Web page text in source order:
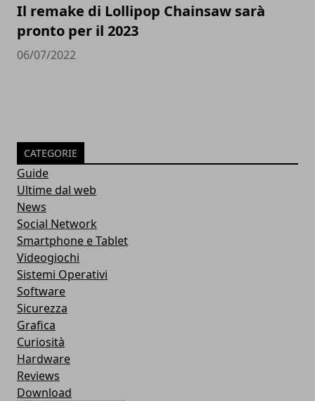
Il remake di Lollipop Chainsaw sarà
pronto per il 2023
06/07/2022
CATEGORIE
Guide
Ultime dal web
News
Social Network
Smartphone e Tablet
Videogiochi
Sistemi Operativi
Software
Sicurezza
Grafica
Curiosità
Hardware
Reviews
Download